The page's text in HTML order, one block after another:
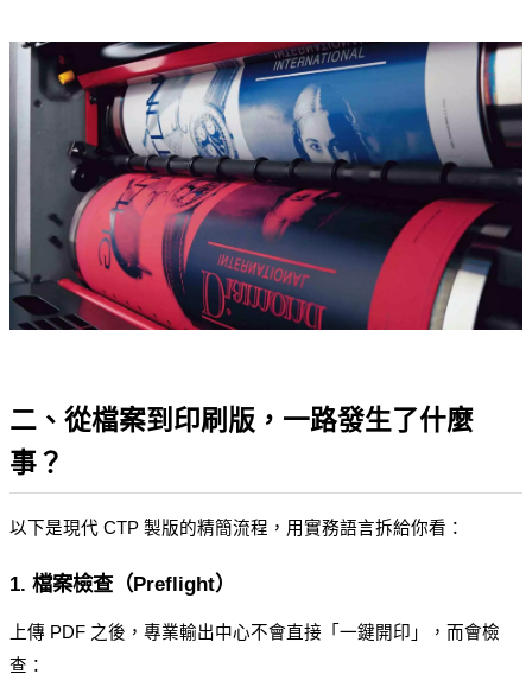
二、從檔案到印刷版，一路發生了什麼
事？
以下是現代 CTP 製版的精簡流程，用實務語言拆給你看：
1. 檔案檢查（Preflight）
上傳 PDF 之後，專業輸出中心不會直接「一鍵開印」，而會檢
查：